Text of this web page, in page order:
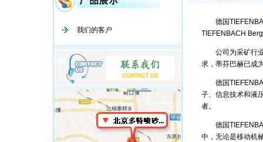
我们的客户
德国
TIEFENBACH
公司为采矿行业
求，蒂芬巴赫已成
德国
子、信息技术和液
者。
德国
中，无论是移动机